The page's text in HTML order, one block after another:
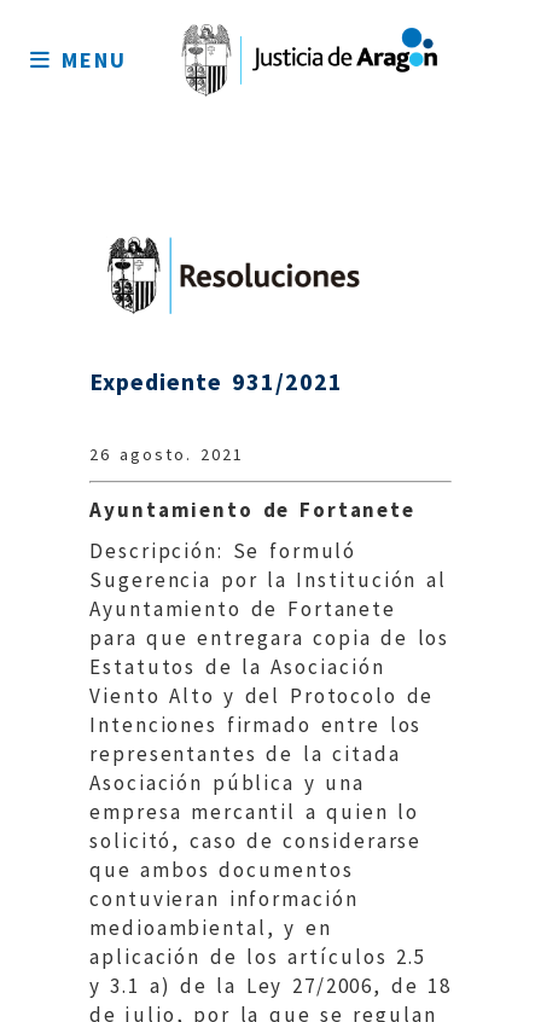
sitio
MENU
Expediente 931/2021
26 agosto. 2021
Ayuntamiento de Fortanete
Descripción: Se formuló
Sugerencia por la Institución al
Ayuntamiento de Fortanete
para que entregara copia de los
Estatutos de la Asociación
Viento Alto y del Protocolo de
Intenciones firmado entre los
representantes de la citada
Asociación pública y una
empresa mercantil a quien lo
solicitó, caso de considerarse
que ambos documentos
contuvieran información
medioambiental, y en
aplicación de los artículos 2.5
y 3.1 a) de la Ley 27/2006, de 18
de julio, por la que se regulan